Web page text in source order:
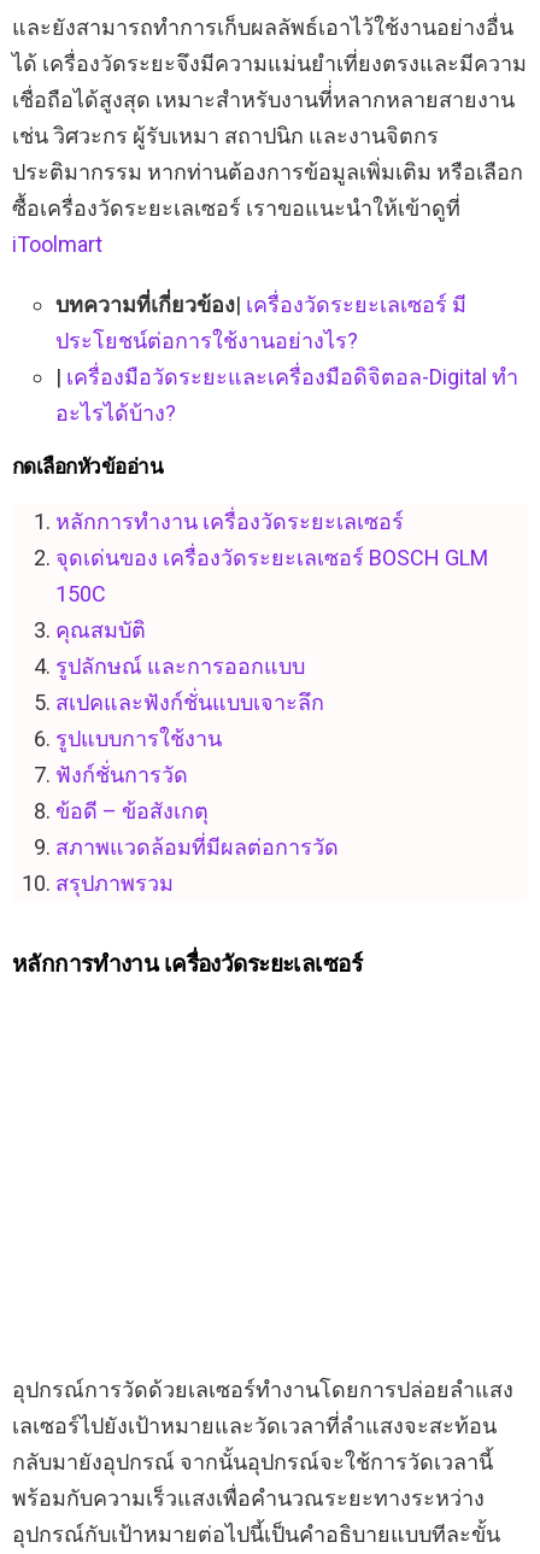
และยังสามารถทำการเก็บผลลัพธ์เอาไว้ใช้งานอย่างอื่น
ได้ เครื่องวัดระยะจึงมีความแม่นยำเที่ยงตรงและมีความ
เชื่อถือได้สูงสุด เหมาะสำหรับงานที่่หลากหลายสายงาน
เช่น วิศวะกร ผู้รับเหมา สถาปนิก และงานจิตกร
ประติมากรรม หากท่านต้องการข้อมูลเพิ่มเติม หรือเลือก
ซื้อเครื่องวัดระยะเลเซอร์ เราขอแนะนำให้เข้าดูที่
iToolmart
บทความที่เกี่ยวข้อง| เครื่องวัดระยะเลเซอร์ มี
ประโยชน์ต่อการใช้งานอย่างไร?
| เครื่องมือวัดระยะและเครื่องมือดิจิตอล-Digital ทำ
อะไรได้บ้าง?
กดเลือกหัวข้ออ่าน
หลักการทำงาน เครื่องวัดระยะเลเซอร์
จุดเด่นของ เครื่องวัดระยะเลเซอร์ BOSCH GLM
150C
คุณสมบัติ
รูปลักษณ์ และการออกแบบ
สเปคและฟังก์ชั่นแบบเจาะลึก
รูปแบบการใช้งาน
ฟังก์ชั่นการวัด
ข้อดี – ข้อสังเกตุ
สภาพแวดล้อมที่มีผลต่อการวัด
สรุปภาพรวม
หลักการทำงานเครื่องวัดระยะเลเซอร์
อุปกรณ์การวัดด้วยเลเซอร์ทำงานโดยการปล่อยลำแสง
เลเซอร์ไปยังเป้าหมายและวัดเวลาที่ลำแสงจะสะท้อน
กลับมายังอุปกรณ์ จากนั้นอุปกรณ์จะใช้การวัดเวลานี้
พร้อมกับความเร็วแสงเพื่อคำนวณระยะทางระหว่าง
อุปกรณ์กับเป้าหมายต่อไปนี้เป็นคำอธิบายแบบทีละขั้น